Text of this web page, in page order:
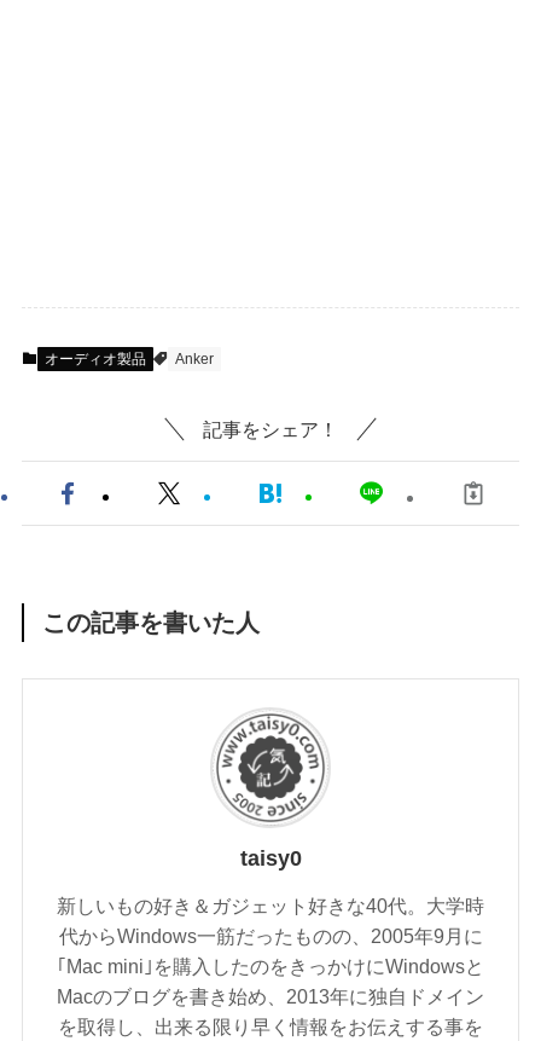
オーディオ製品 Anker
記事をシェア！
この記事を書いた人
taisy0
新しいもの好き＆ガジェット好きな40代。大学時
代からWindows一筋だったものの、2005年9月に
｢Mac mini｣を購入したのをきっかけにWindowsと
Macのブログを書き始め、2013年に独自ドメイン
を取得し、出来る限り早く情報をお伝えする事を